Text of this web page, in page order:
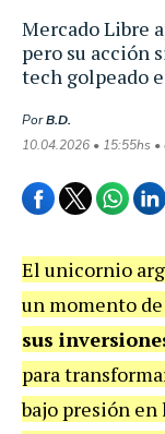
Mercado Libre
pero su acción
tech golpeado
PorB.D.
10.04.2026 • 15:55hs •
El unicornio
un momento
sus
para
bajo presión en